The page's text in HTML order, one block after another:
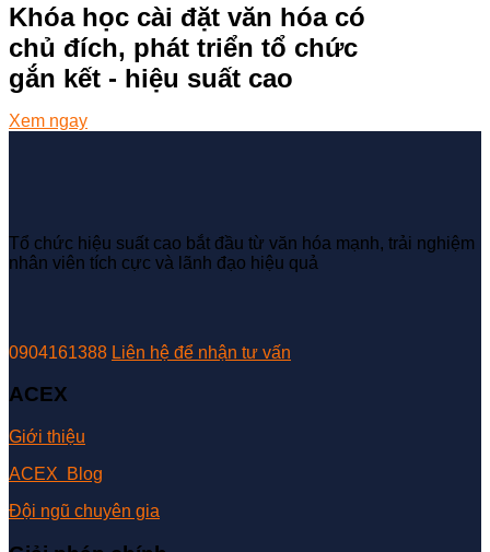
Khóa học cài đặt văn hóa có
chủ đích, phát triển tổ chức
gắn kết - hiệu suất cao
Xem ngay
Tổ chức hiệu suất cao bắt đầu từ văn hóa mạnh, trải nghiệm
nhân viên tích cực và lãnh đạo hiệu quả
0904161388 Liên hệ để nhận tư vấn
ACEX
Giới thiệu
ACEX Blog
Đội ngũ chuyên gia